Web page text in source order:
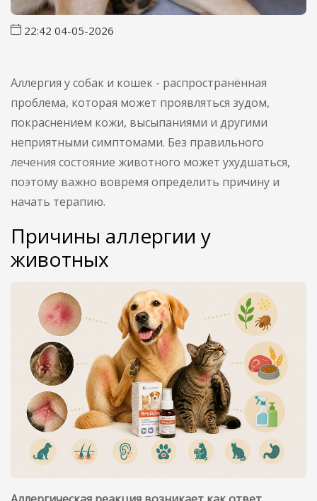
22:42 04-05-2026
Аллергия у собак и кошек - распространённая
проблема, которая может проявляться зудом,
покраснением кожи, высыпаниями и другими
неприятными симптомами. Без правильного
лечения состояние животного может ухудшаться,
поэтому важно вовремя определить причину и
начать терапию.
Причины аллергии у
животных